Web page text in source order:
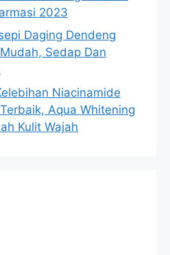
2023
Daging Dendeng
Sedap Dan
Niacinamide
Aqua Whitening
Kulit Wajah